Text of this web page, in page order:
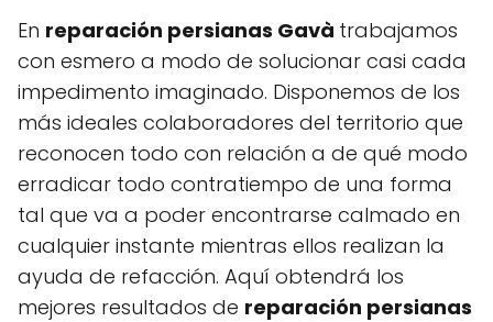
En reparación persianas Gavà trabajamos
con esmero a modo de solucionar casi cada
impedimento imaginado. Disponemos de los
más ideales colaboradores del territorio que
reconocen todo con relación a de qué modo
erradicar todo contratiempo de una forma
tal que va a poder encontrarse calmado en
cualquier instante mientras ellos realizan la
ayuda de refacción. Aquí obtendrá los
mejores resultados de reparación persianas